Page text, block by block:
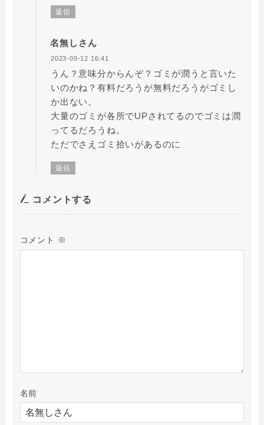
返信
名無しさん
2023-09-12 16:41
うん？意味分からんぞ？ゴミが潤うと言いた
いのかね？有料だろうが無料だろうがゴミし
か出ない。
大量のゴミが各所でUPされてるのでゴミは潤
ってるだろうね。
ただでさえゴミ拾いがあるのに
返信
コメントする
コメント ※
名前